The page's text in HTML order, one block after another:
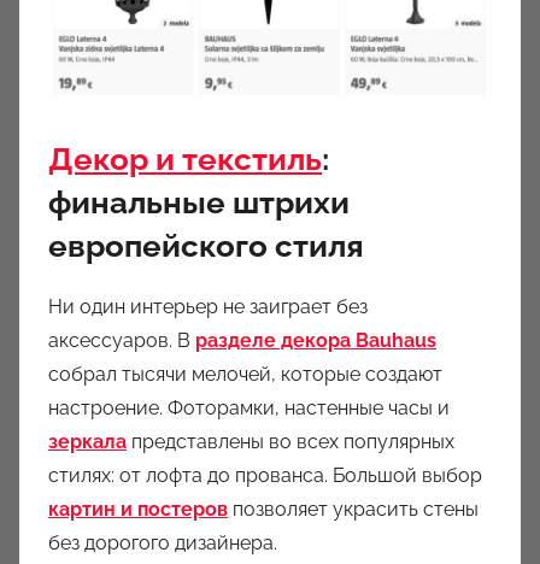
Декор и текстиль:
финальные штрихи
европейского стиля
Ни один интерьер не заиграет без
аксессуаров. В разделе декора Bauhaus
собрал тысячи мелочей, которые создают
настроение. Фоторамки, настенные часы и
зеркала представлены во всех популярных
стилях: от лофта до прованса. Большой выбор
картин и постеров позволяет украсить стены
без дорогого дизайнера.